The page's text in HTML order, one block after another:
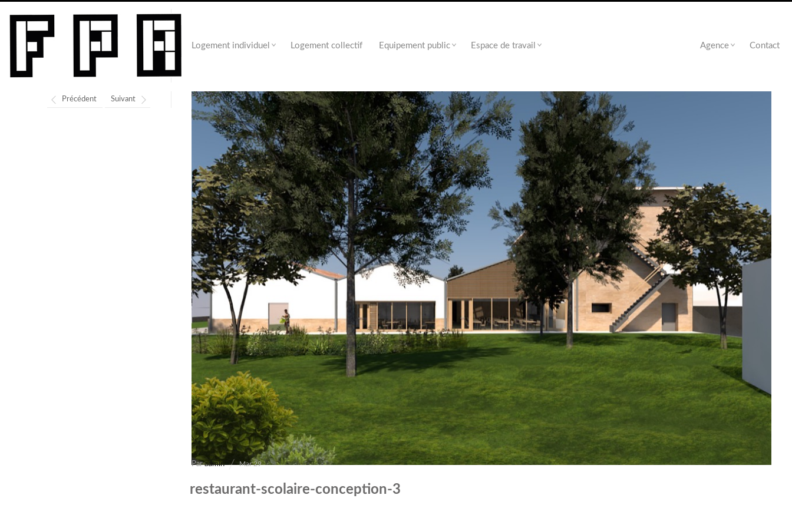
Logement individuel Logement collectif Equipement public Espace de travail Agence Contact
restaurant-scolaire-conception-3
Paradmin Mar 29
Précédent Suivant